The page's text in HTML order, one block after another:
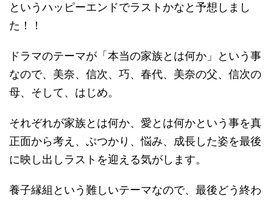
というハッピーエンドでラストかなと予想しまし
た！！
ドラマのテーマが「本当の家族とは何か」という事
なので、美奈、信次、巧、春代、美奈の父、信次の
母、そして、はじめ。
それぞれが家族とは何か、愛とは何かという事を真
正面から考え、ぶつかり、悩み、成長した姿を最後
に映し出しラストを迎える気がします。
養子縁組という難しいテーマなので、最後どう終わ